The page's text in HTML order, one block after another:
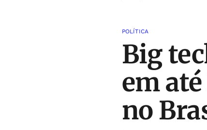
POLÍTICA
Big
em
no